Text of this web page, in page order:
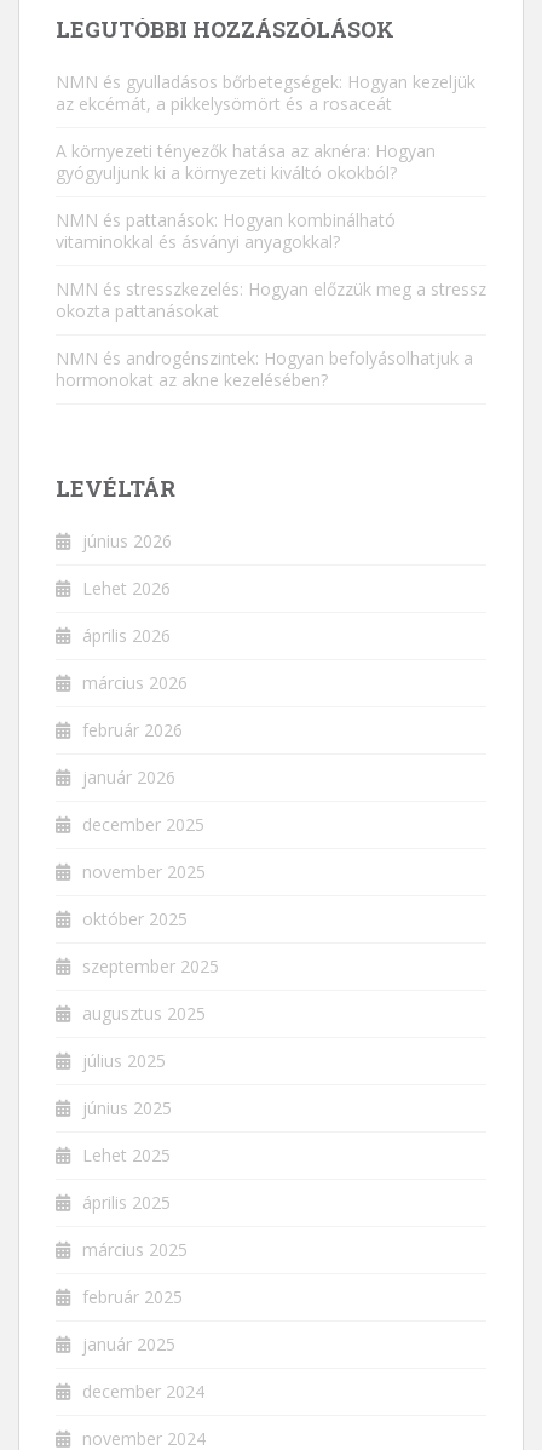
LEGUTÓBBI HOZZÁSZÓLÁSOK
NMN és gyulladásos bőrbetegségek: Hogyan kezeljük
az ekcémát, a pikkelysömört és a rosaceát
A környezeti tényezők hatása az aknéra: Hogyan
gyógyuljunk ki a környezeti kiváltó okokból?
NMN és pattanások: Hogyan kombinálható
vitaminokkal és ásványi anyagokkal?
NMN és stresszkezelés: Hogyan előzzük meg a stressz
okozta pattanásokat
NMN és androgénszintek: Hogyan befolyásolhatjuk a
hormonokat az akne kezelésében?
LEVÉLTÁR
június 2026
Lehet 2026
április 2026
március 2026
február 2026
január 2026
december 2025
november 2025
október 2025
szeptember 2025
augusztus 2025
július 2025
június 2025
Lehet 2025
április 2025
március 2025
február 2025
január 2025
december 2024
november 2024